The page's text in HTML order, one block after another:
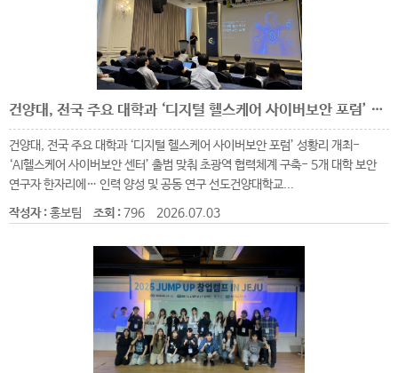
건양대, 전국 주요 대학과 ‘디지털 헬스케어 사이버보안 포럼’ 성황리 개최
건양대, 전국 주요 대학과 ‘디지털 헬스케어 사이버보안 포럼’ 성황리 개최-
‘AI헬스케어 사이버보안 센터’ 출범 맞춰 초광역 협력체계 구축- 5개 대학 보안
연구자 한자리에… 인력 양성 및 공동 연구 선도건양대학교...
작성자 :홍보팀 조회 :796 2026.07.03